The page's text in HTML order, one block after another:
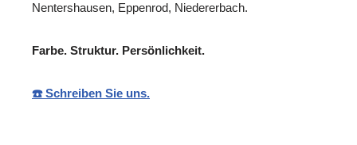
Nentershausen, Eppenrod, Niedererbach.
Farbe. Struktur. Persönlichkeit.
☎️ Schreiben Sie uns.